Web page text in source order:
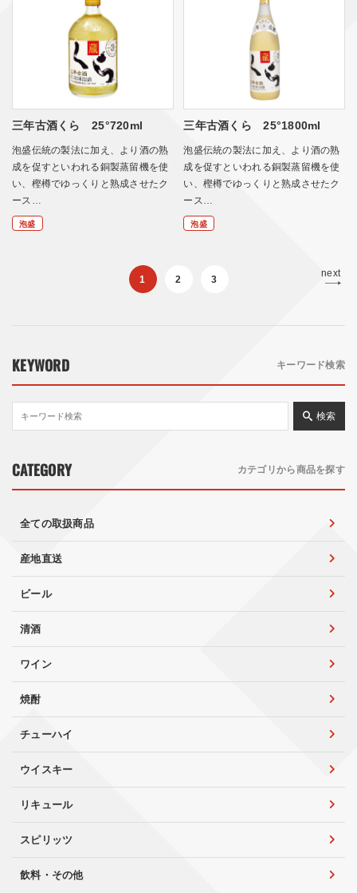
三年古酒くら 25°720ml
泡盛伝統の製法に加え、より酒の熟
成を促すといわれる銅製蒸留機を使
い、樫樽でゆっくりと熟成させたク
ース…
泡盛
三年古酒くら 25°1800ml
泡盛伝統の製法に加え、より酒の熟
成を促すといわれる銅製蒸留機を使
い、樫樽でゆっくりと熟成させたク
ース…
泡盛
1 2 3
next
KEYWORD キーワード検索
検索
CATEGORY カテゴリから商品を探す
全ての取扱商品
産地直送
ビール
清酒
ワイン
焼酎
チューハイ
ウイスキー
リキュール
スピリッツ
飲料・その他